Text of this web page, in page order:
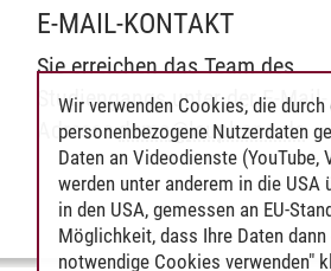
E-MAIL-KONTAKT
Sie erreichen das Team des
Studiengangs unter der E-Mail-
Adressedema@leuphana.de.
Wir verwenden Cookies, die
personenbezogene Nutzerdaten
Daten an Videodienste
werden unter anderem in die
in den USA, gemessen an EU-
Möglichkeit, dass Ihre Daten
notwendige Cookies verwenden"